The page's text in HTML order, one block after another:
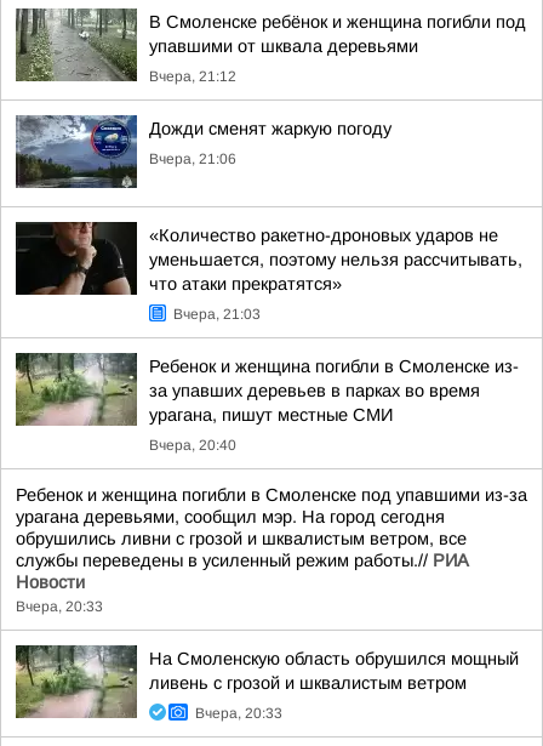
В Смоленске ребёнок и женщина погибли под
упавшими от шквала деревьями
Вчера, 21:12
Дожди сменят жаркую погоду
Вчера, 21:06
«Количество ракетно-дроновых ударов не
уменьшается, поэтому нельзя рассчитывать,
что атаки прекратятся»
Вчера, 21:03
Ребенок и женщина погибли в Смоленске из-
за упавших деревьев в парках во время
урагана, пишут местные СМИ
Вчера, 20:40
Ребенок и женщина погибли в Смоленске под упавшими из-за
урагана деревьями, сообщил мэр. На город сегодня
обрушились ливни с грозой и шквалистым ветром, все
службы переведены в усиленный режим работы.// РИА
Новости
Вчера, 20:33
На Смоленскую область обрушился мощный
ливень с грозой и шквалистым ветром
Вчера, 20:33